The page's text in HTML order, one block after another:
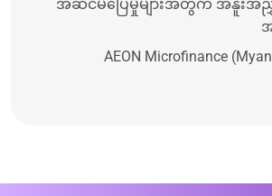
အဆင်မပြေမှုများအတွက် အနူးအ
AEON Microfinance